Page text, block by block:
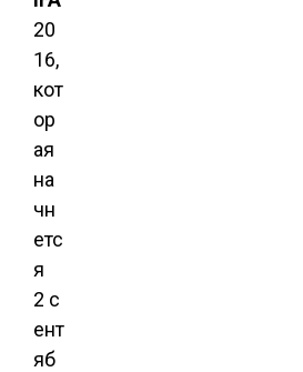
20
16,
кот
ор
ая
на
чн
етс
я
2 с
ент
яб